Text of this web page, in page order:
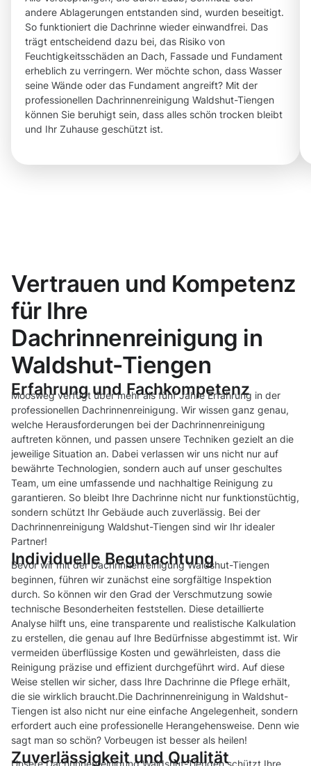
andere Ablagerungen entstanden sind, wurden beseitigt.
So funktioniert die Dachrinne wieder einwandfrei. Das
trägt entscheidend dazu bei, das Risiko von
Feuchtigkeitsschäden an Dach, Fassade und Fundament
erheblich zu verringern. Wer möchte schon, dass Wasser
seine Wände oder das Fundament angreift? Mit der
professionellen Dachrinnenreinigung Waldshut-Tiengen
können Sie beruhigt sein, dass alles schön trocken bleibt
und Ihr Zuhause geschützt ist.
Vertrauen und Kompetenz
für Ihre
Dachrinnenreinigung in
Waldshut-Tiengen
Erfahrung und Fachkompetenz
Moosweg verfügt über mehr als fünf Jahre Erfahrung in der
professionellen Dachrinnenreinigung. Wir wissen ganz genau,
welche Herausforderungen bei der Dachrinnenreinigung
auftreten können, und passen unsere Techniken gezielt an die
jeweilige Situation an. Dabei verlassen wir uns nicht nur auf
bewährte Technologien, sondern auch auf unser geschultes
Team, um eine umfassende und nachhaltige Reinigung zu
garantieren. So bleibt Ihre Dachrinne nicht nur funktionstüchtig,
sondern schützt Ihr Gebäude auch zuverlässig. Bei der
Dachrinnenreinigung Waldshut-Tiengen sind wir Ihr idealer
Partner!
Individuelle Begutachtung
Bevor wir mit der Dachrinnenreinigung Waldshut-Tiengen
beginnen, führen wir zunächst eine sorgfältige Inspektion
durch. So können wir den Grad der Verschmutzung sowie
technische Besonderheiten feststellen. Diese detaillierte
Analyse hilft uns, eine transparente und realistische Kalkulation
zu erstellen, die genau auf Ihre Bedürfnisse abgestimmt ist. Wir
vermeiden überflüssige Kosten und gewährleisten, dass die
Reinigung präzise und effizient durchgeführt wird. Auf diese
Weise stellen wir sicher, dass Ihre Dachrinne die Pflege erhält,
die sie wirklich braucht.Die Dachrinnenreinigung in Waldshut-
Tiengen ist also nicht nur eine einfache Angelegenheit, sondern
erfordert auch eine professionelle Herangehensweise. Denn wie
sagt man so schön? Vorbeugen ist besser als heilen!
Zuverlässigkeit und Qualität
Unsere Dachrinnenreinigung Waldshut-Tiengen schützt Ihre